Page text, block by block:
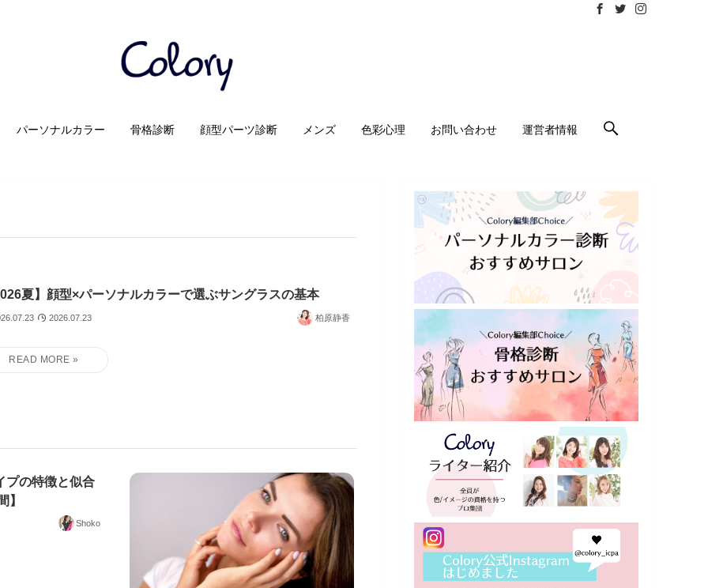
パーソナルカラー 骨格診断 顔型パーツ診断 メンズ 色彩心理 お問い合わせ 運営者情報
夏】顔型×パーソナルカラーで選ぶサングラスの基本
2026.07.23 柏原静香
プの特徴と似合
】
Shoko